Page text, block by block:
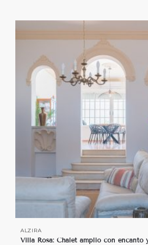
ALZIRA
Villa Rosa: Chalet amplio con encanto